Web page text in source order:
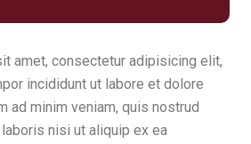
amet, consectetur adipisicing elit,
incididunt ut labore et dolore
ad minim veniam, quis nostrud
nisi ut aliquip ex ea